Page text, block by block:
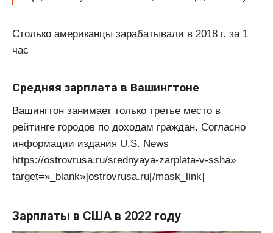
Столько американцы зарабатывали в 2018 г. за 1
час
Средняя зарплата в Вашингтоне
Вашингтон занимает только третье место в
рейтинге городов по доходам граждан. Согласно
информации издания U.S. News
https://ostrovrusa.ru/srednyaya-zarplata-v-ssha»
target=»_blank»]ostrovrusa.ru[/mask_link]
Зарплаты в США в 2022 году